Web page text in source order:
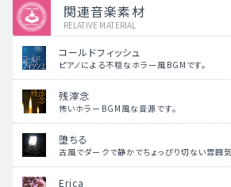
関連音楽素材
RELATIVE MATERIAL
コールドフィッシュ
ピアノによる不穏なホラー風BGMです。
残滓念
怖いホラーBGM風な音源です。
堕ちる
古風でダークで静かでちょっぴり切ない雰囲
Erica